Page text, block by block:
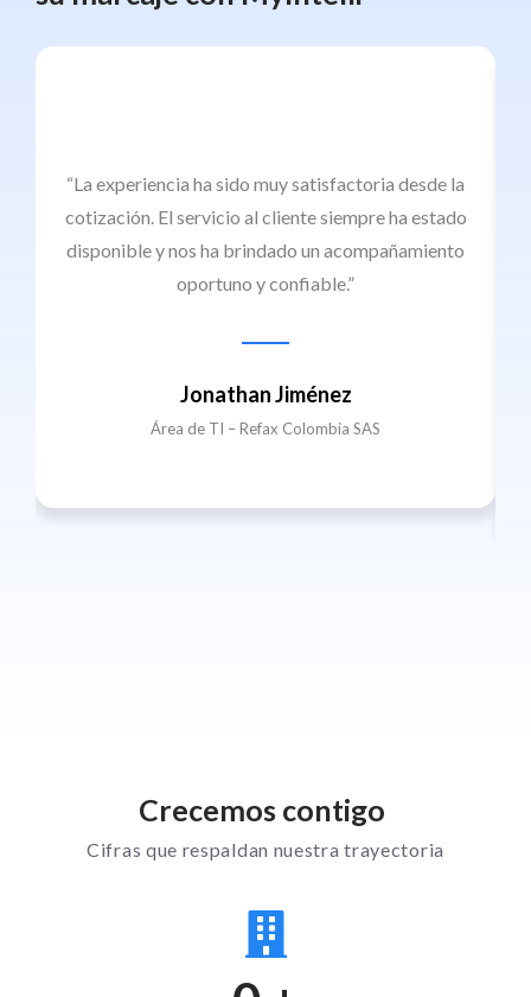
“La experiencia ha sido muy satisfactoria desde la
cotización. El servicio al cliente siempre ha estado
disponible y nos ha brindado un acompañamiento
oportuno y confiable.”
Jonathan Jiménez
Área de TI – Refax Colombia SAS
Crecemos contigo
Cifras que respaldan nuestra trayectoria